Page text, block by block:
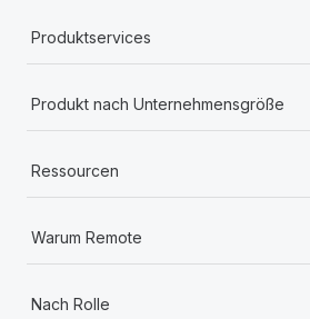
Produktservices
Produkt nach Unternehmensgröße
Ressourcen
Warum Remote
Nach Rolle